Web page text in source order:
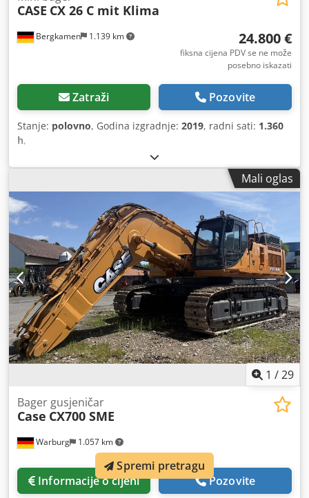
Bergkamen 1.139 km
CASE CX 26 C mit Klima
24.800 €
fiksna cijena PDV se ne može
posebno iskazati
Zatraži Pozovite
Stanje: polovno, Godina izgradnje: 2019, radni sati: 1.360
h,
Mali oglas
1 /29
Warburg 1.057 km
Bager gusjeničar
Case CX700 SME
Informacije o cijeni Pozovite
Spremi pretragu